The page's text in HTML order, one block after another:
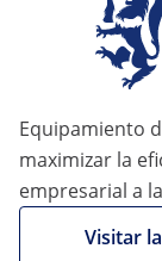
Equipamiento
maximizar la
empresarial a
Visitar